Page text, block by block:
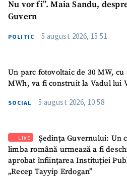
Nu vor fi”. Maia Sandu,
Guvern
POLITIC 5 august 2026, 15:51
Un parc fotovoltaic de 30 MW, cu
MWh, va fi construit la Vadul lui
SOCIAL 5 august 2026, 10:58
LIVE
Ședința Guvernului: Un
limba română urmează a fi
aprobat înființarea Instituției
„Recep Tayyip Erdogan”